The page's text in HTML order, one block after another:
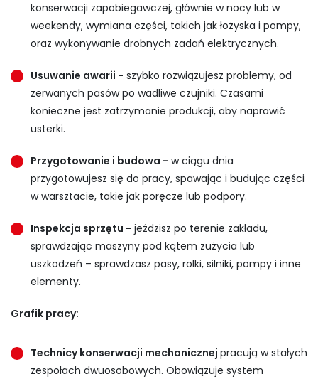
konserwacji zapobiegawczej, głównie w nocy lub w
weekendy, wymiana części, takich jak łożyska i pompy,
oraz wykonywanie drobnych zadań elektrycznych.
Usuwanie awarii - szybko rozwiązujesz problemy, od
zerwanych pasów po wadliwe czujniki. Czasami
konieczne jest zatrzymanie produkcji, aby naprawić
usterki.
Przygotowanie i budowa - w ciągu dnia
przygotowujesz się do pracy, spawając i budując części
w warsztacie, takie jak poręcze lub podpory.
Inspekcja sprzętu - jeździsz po terenie zakładu,
sprawdzając maszyny pod kątem zużycia lub
uszkodzeń – sprawdzasz pasy, rolki, silniki, pompy i inne
elementy.
Grafik pracy:
Technicy konserwacji mechanicznej pracują w stałych
zespołach dwuosobowych. Obowiązuje system